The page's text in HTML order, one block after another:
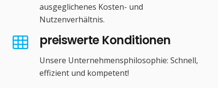
ausgeglichenes Kosten- und
Nutzenverhältnis.
preiswerte Konditionen
Unsere Unternehmensphilosophie: Schnell,
effizient und kompetent!